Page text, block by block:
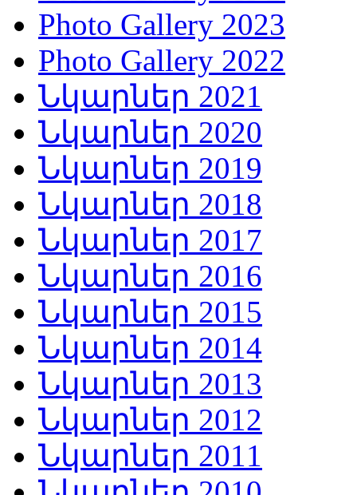
Photo Gallery 2023
Photo Gallery 2022
Նկարներ 2021
Նկարներ 2020
Նկարներ 2019
Նկարներ 2018
Նկարներ 2017
Նկարներ 2016
Նկարներ 2015
Նկարներ 2014
Նկարներ 2013
Նկարներ 2012
Նկարներ 2011